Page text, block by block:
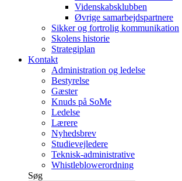
Videnskabsklubben
Øvrige samarbejdspartnere
Sikker og fortrolig kommunikation
Skolens historie
Strategiplan
Kontakt
Administration og ledelse
Bestyrelse
Gæster
Knuds på SoMe
Ledelse
Lærere
Nyhedsbrev
Studievejledere
Teknisk-administrative
Whistleblowerordning
Søg